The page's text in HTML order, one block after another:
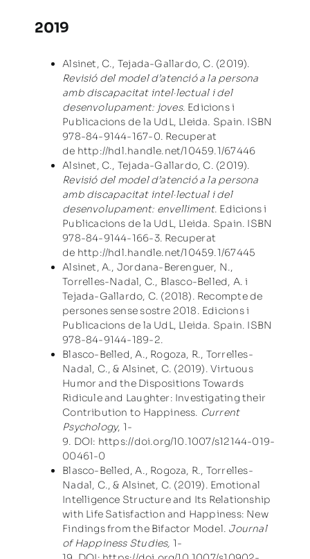
2019
Alsinet, C., Tejada-Gallardo, C. (2019).
Revisió del model d’atenció a la persona
amb discapacitat intel·lectual i del
desenvolupament: joves. Edicions i
Publicacions de la UdL, Lleida. Spain. ISBN
978-84-9144-167-0. Recuperat
de http://hdl.handle.net/10459.1/67446
Alsinet, C., Tejada-Gallardo, C. (2019).
Revisió del model d’atenció a la persona
amb discapacitat intel·lectual i del
desenvolupament: envelliment. Edicions i
Publicacions de la UdL, Lleida. Spain. ISBN
978-84-9144-166-3. Recuperat
de http://hdl.handle.net/10459.1/67445
Alsinet, A., Jordana-Berenguer, N.,
Torrelles-Nadal, C., Blasco-Belled, A. i
Tejada-Gallardo, C. (2018). Recompte de
persones sense sostre 2018. Edicions i
Publicacions de la UdL, Lleida. Spain. ISBN
978-84-9144-189-2.
Blasco-Belled, A., Rogoza, R., Torrelles-
Nadal, C., & Alsinet, C. (2019). Virtuous
Humor and the Dispositions Towards
Ridicule and Laughter: Investigating their
Contribution to Happiness. Current
Psychology, 1-
9. DOI: https://doi.org/10.1007/s12144-019-
00461-0
Blasco-Belled, A., Rogoza, R., Torrelles-
Nadal, C., & Alsinet, C. (2019). Emotional
Intelligence Structure and Its Relationship
with Life Satisfaction and Happiness: New
Findings from the Bifactor Model. Journal
of Happiness Studies, 1-